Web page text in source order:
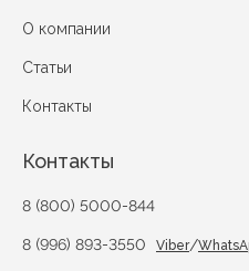
О компании
Статьи
Контакты
Контакты
8 (800) 5000-844
8 (996) 893-3550 Viber/